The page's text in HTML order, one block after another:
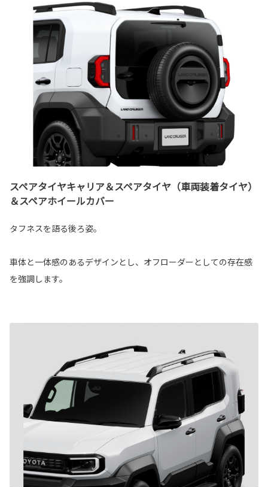
スペアタイヤキャリア＆スペアタイヤ（車両装着タイヤ）
＆スペアホイールカバー
タフネスを語る後ろ姿。
車体と一体感のあるデザインとし、オフローダーとしての存在感
を強調します。